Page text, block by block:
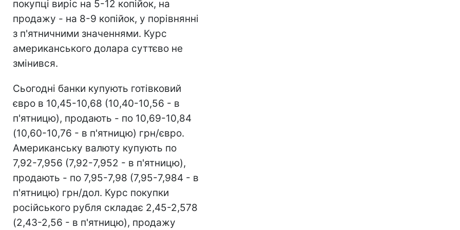
покупці виріс на 5-12 копійок, на
продажу - на 8-9 копійок, у порівнянні
з п'ятничними значеннями. Курс
американського долара суттєво не
змінився.
Сьогодні банки купують готівковий
євро в 10,45-10,68 (10,40-10,56 - в
п'ятницю), продають - по 10,69-10,84
(10,60-10,76 - в п'ятницю) грн/євро.
Американську валюту купують по
7,92-7,956 (7,92-7,952 - в п'ятницю),
продають - по 7,95-7,98 (7,95-7,984 - в
п'ятницю) грн/дол. Курс покупки
російського рубля складає 2,45-2,578
(2,43-2,56 - в п'ятницю), продажу